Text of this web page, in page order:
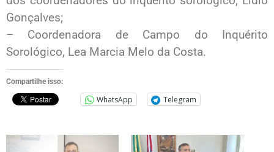
Gonçalves;
– Coordenadora de Campo do Inquérito
Sorológico, Lea Marcia Melo da Costa.
Compartilhe isso:
WhatsApp Telegram